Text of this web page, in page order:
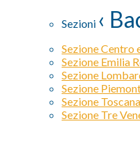
Sezioni ‹
Sezione Centro
Sezione Emilia
Sezione
Sezione
Sezione
Sezione Tre